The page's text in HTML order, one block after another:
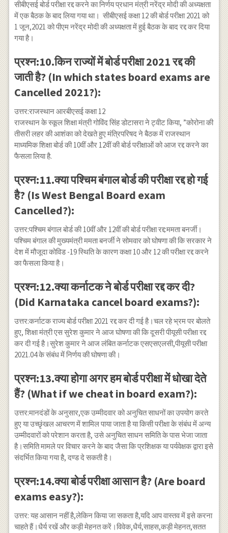
सीबीएसई बोर्ड परीक्षा रद्द करने का निर्णय प्रधान मंत्री नरेंद्र मोदी की अध्यक्षता
में एक बैठक के बाद लिया गया था। सीबीएसई कक्षा 12 की बोर्ड परीक्षा 2021 को
1 जून,2021 को पीएम नरेंद्र मोदी की अध्यक्षता में हुई बैठक के बाद रद्द कर दिया
गया है।
प्रश्न:10.किन राज्यों में बोर्ड परीक्षा 2021 रद्द की
जाती है? (In which states board exams are
Cancelled 2021?):
उत्तर:राजस्थान आरबीएसई कक्षा 12
राजस्थान के स्कूल शिक्षा मंत्री गोविंद सिंह डोटासरा ने ट्वीट किया, ”कोरोना की
तीसरी लहर की आशंका को देखते हुए मंत्रिपरिषद ने बैठक में राजस्थान
माध्यमिक शिक्षा बोर्ड की 10वीं और 12वीं की बोर्ड परीक्षाओं को आज रद्द करने का
फैसला लिया है.
प्रश्न:11.क्या पश्चिम बंगाल बोर्ड की परीक्षा रद्द हो गई
है? (Is West Bengal Board exam
Cancelled?):
उत्तर:पश्चिम बंगाल बोर्ड की 10वीं और 12वीं की बोर्ड परीक्षा रद्द:ममता बनर्जी।
पश्चिम बंगाल की मुख्यमंत्री ममता बनर्जी ने सोमवार को घोषणा की कि सरकार ने
देश में मौजूदा कोविड -19 स्थिति के कारण कक्षा 10 और 12 की परीक्षा रद्द करने
का फैसला किया है।
प्रश्न:12.क्या कर्नाटक ने बोर्ड परीक्षा रद्द कर दी?
(Did Karnataka cancel board exams?):
उत्तर:कर्नाटक राज्य बोर्ड परीक्षा 2021 रद्द कर दी गई है।चल रहे भ्रम पर बोलते
हुए, शिक्षा मंत्री एस सुरेश कुमार ने आज घोषणा की कि दूसरी पीयूसी परीक्षा रद्द
कर दी गई है।सुरेश कुमार ने आज लंबित कर्नाटक एसएसएलसी,पीयूसी परीक्षा
2021.04 के संबंध में निर्णय की घोषणा की।
प्रश्न:13.क्या होगा अगर हम बोर्ड परीक्षा में धोखा देते
हैं? (What if we cheat in board exam?):
उत्तर:मानदंडों के अनुसार,एक उम्मीदवार को अनुचित साधनों का उपयोग करते
हुए या उच्छृंखल आचरण में शामिल पाया जाता है या किसी परीक्षा के संबंध में अन्य
उम्मीदवारों को परेशान करता है, उसे अनुचित साधन समिति के पास भेजा जाता
है।समिति मामले पर विचार करने के बाद जैसा कि प्रशिक्षक या पर्यवेक्षक द्वारा इसे
संदर्भित किया गया है, दण्ड दे सकती है।
प्रश्न:14.क्या बोर्ड परीक्षा आसान है? (Are board
exams easy?):
उत्तर: यह आसान नहीं है,लेकिन किया जा सकता है,यदि आप वास्तव में इसे करना
चाहते हैं।धैर्य रखें और कड़ी मेहनत करें।विवेक,धैर्य,साहस,कड़ी मेहनत,सतत